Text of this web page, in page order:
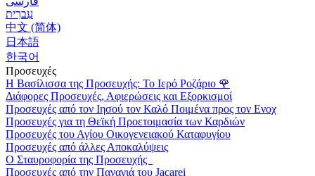
עִברִית
中文 (简体)
日本語
한국어
Προσευχές
Η Βασίλισσα της Προσευχής: Το Ιερό Ροζάριο 🌹
Διάφορες Προσευχές, Αφιερώσεις και Εξορκισμοί
Προσευχές από τον Ιησού τον Καλό Ποιμένα προς τον Ενοχ
Προσευχές για τη Θεϊκή Προετοιμασία των Καρδιών
Προσευχές του Αγίου Οικογενειακού Καταφυγίου
Προσευχές από άλλες Αποκαλύψεις
Ο Σταυροφορία της Προσευχής
Προσευχές από την Παναγιά του Jacarei